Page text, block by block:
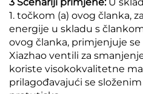
1. točkom (a) ovog članka,
energije u skladu s
ovog članka, primjenjuje
Xiazhao ventili za
koriste visokokvalitetne
prilagođavajući se